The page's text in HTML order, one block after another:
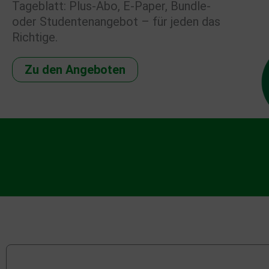
Tageblatt: Plus-Abo, E-Paper, Bundle-
oder Studentenangebot – für jeden das
Richtige.
Zu den Angeboten